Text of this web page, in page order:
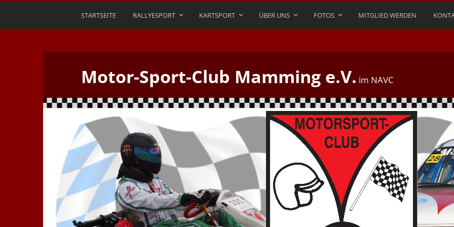
STARTSEITE RALLYESPORT KARTSPORT ÜBER UNS FOTOS MITGLIED WERDEN
Motor-Sport-Club Mamming e.V.